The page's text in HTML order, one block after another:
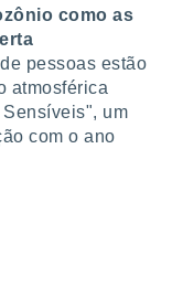
como as
pessoas estão
atmosférica
um
com o ano